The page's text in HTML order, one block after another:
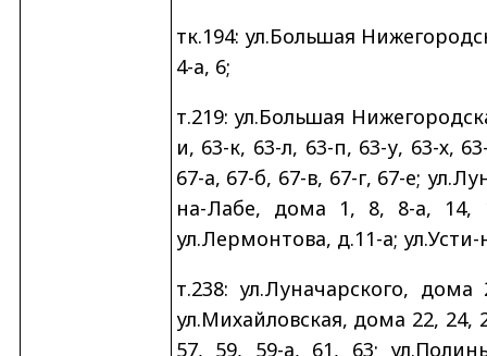
тк.194: ул.Большая
4-а, 6;
т.219: ул.Большая
и, 63-к, 63-л, 63-п, 63-у, 63-х,
67-а, 67-б, 67-в, 67-г, 67-е;
на-Лабе, дома 1, 8, 8-а, 14,
ул.Лермонтова, д.11-а;
т.238: ул.Луначарского,
ул.Михайловская, дома 22, 24,
57, 59, 59-а, 61, 63;